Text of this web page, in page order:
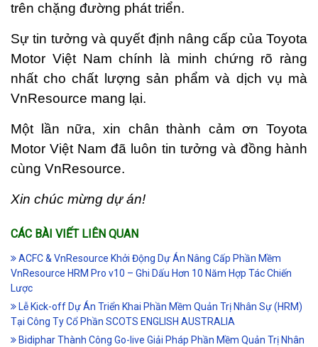
trên chặng đường phát triển.
Sự tin tưởng và quyết định nâng cấp của Toyota
Motor Việt Nam chính là minh chứng rõ ràng
nhất cho chất lượng sản phẩm và dịch vụ mà
VnResource mang lại.
Một lần nữa, xin chân thành cảm ơn Toyota
Motor Việt Nam đã luôn tin tưởng và đồng hành
cùng VnResource.
Xin chúc mừng dự án!
CÁC BÀI VIẾT LIÊN QUAN
ACFC & VnResource Khởi Động Dự Án Nâng Cấp Phần Mềm
VnResource HRM Pro v10 – Ghi Dấu Hơn 10 Năm Hợp Tác Chiến
Lược
Lễ Kick-off Dự Án Triển Khai Phần Mềm Quản Trị Nhân Sự (HRM)
Tại Công Ty Cổ Phần SCOTS ENGLISH AUSTRALIA
Bidiphar Thành Công Go-live Giải Pháp Phần Mềm Quản Trị Nhân